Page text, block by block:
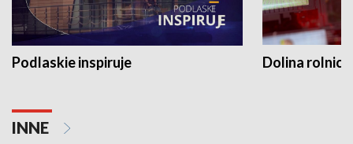
Podlaskie inspiruje Dolina
INNE